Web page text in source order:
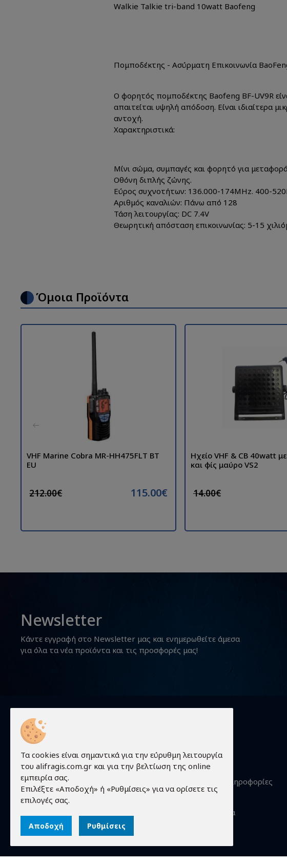
Walkie Talkie tri-band 10watt Baofeng
Πομποδέκτης - Ασύρματη Επικοινωνία
Ο φορητός πομποδέκτης Baofeng BF-UV9R
απαιτείται υψηλή απόδοση. Είναι ιδιαίτερα
αντοχή.
Χαρακτηριστικά:
Μίνι σώμα, συμπαγές και φορητό για
Οθόνη διπλής ζώνης.
Εύρος συχνοτήτων: 136.000-174MHz. 400-
Αριθμός καναλιών: Πάνω από 128
Τάση λειτουργίας: DC 7.4V
Θεωρητική απόσταση επικοινωνίας: 5-15
Όμοια Προϊόντα
VHF Marine Cobra MR-HH475FLT BT
EU
212.00€ 115.00€
Ηχείο VHF & CB 40watt
και φίς μαύρο VS2
14.00€
Newsletter
Κάντε εγγραφή στο Newsletter μας και ενημερωθείτε άμεσα
για όλα τα νέα προϊόντα και τις προσφορές μας!
Τα πάντα γύρω από τον κόσμο των
ηλεκτρονικών!
Προϊόντα
Τεχνικές πληροφορίες
Επικοινωνία
Τα cookies είναι σημαντικά για την εύρυθμη λειτουργία
του alifragis.com.gr και για την βελτίωση της online
εμπειρία σας.
Επιλέξτε «Αποδοχή» ή «Ρυθμίσεις» για να ορίσετε τις
επιλογές σας.
Αποδοχή Ρυθμίσεις